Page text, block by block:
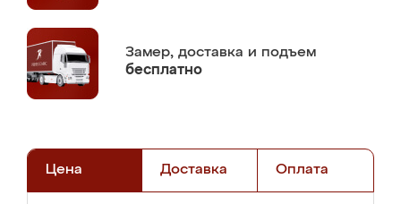
Замер, доставка и подъем
бесплатно
Цена Доставка Оплата